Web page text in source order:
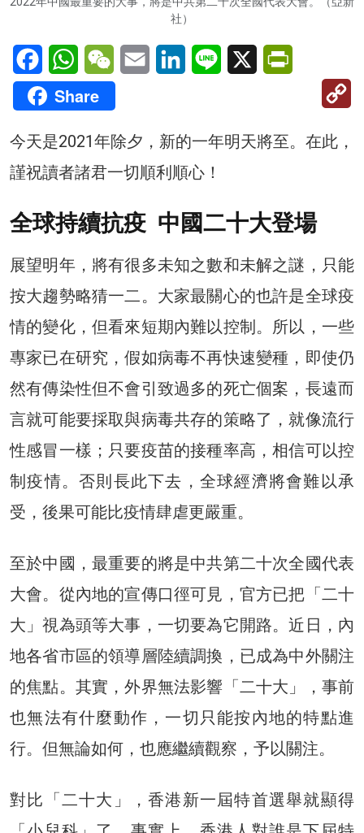
社）
FacebookWhatsAppWeChatEmail LinkedInLine X
Share
今天是2021年除夕，新的一年明天將至。在此，
謹祝讀者諸君一切順利順心！
全球持續抗疫 中國二十大登場
展望明年，將有很多未知之數和未解之謎，只能
按大趨勢略猜一二。大家最關心的也許是全球疫
情的變化，但看來短期內難以控制。所以，一些
專家已在研究，假如病毒不再快速變種，即使仍
然有傳染性但不會引致過多的死亡個案，長遠而
言就可能要採取與病毒共存的策略了，就像流行
性感冒一樣；只要疫苗的接種率高，相信可以控
制疫情。否則長此下去，全球經濟將會難以承
受，後果可能比疫情肆虐更嚴重。
至於中國，最重要的將是中共第二十次全國代表
大會。從內地的宣傳口徑可見，官方已把「二十
大」視為頭等大事，一切要為它開路。近日，內
地各省市區的領導層陸續調換，已成為中外關注
的焦點。其實，外界無法影響「二十大」，事前
也無法有什麼動作，一切只能按內地的特點進
行。但無論如何，也應繼續觀察，予以關注。
對比「二十大」，香港新一屆特首選舉就顯得